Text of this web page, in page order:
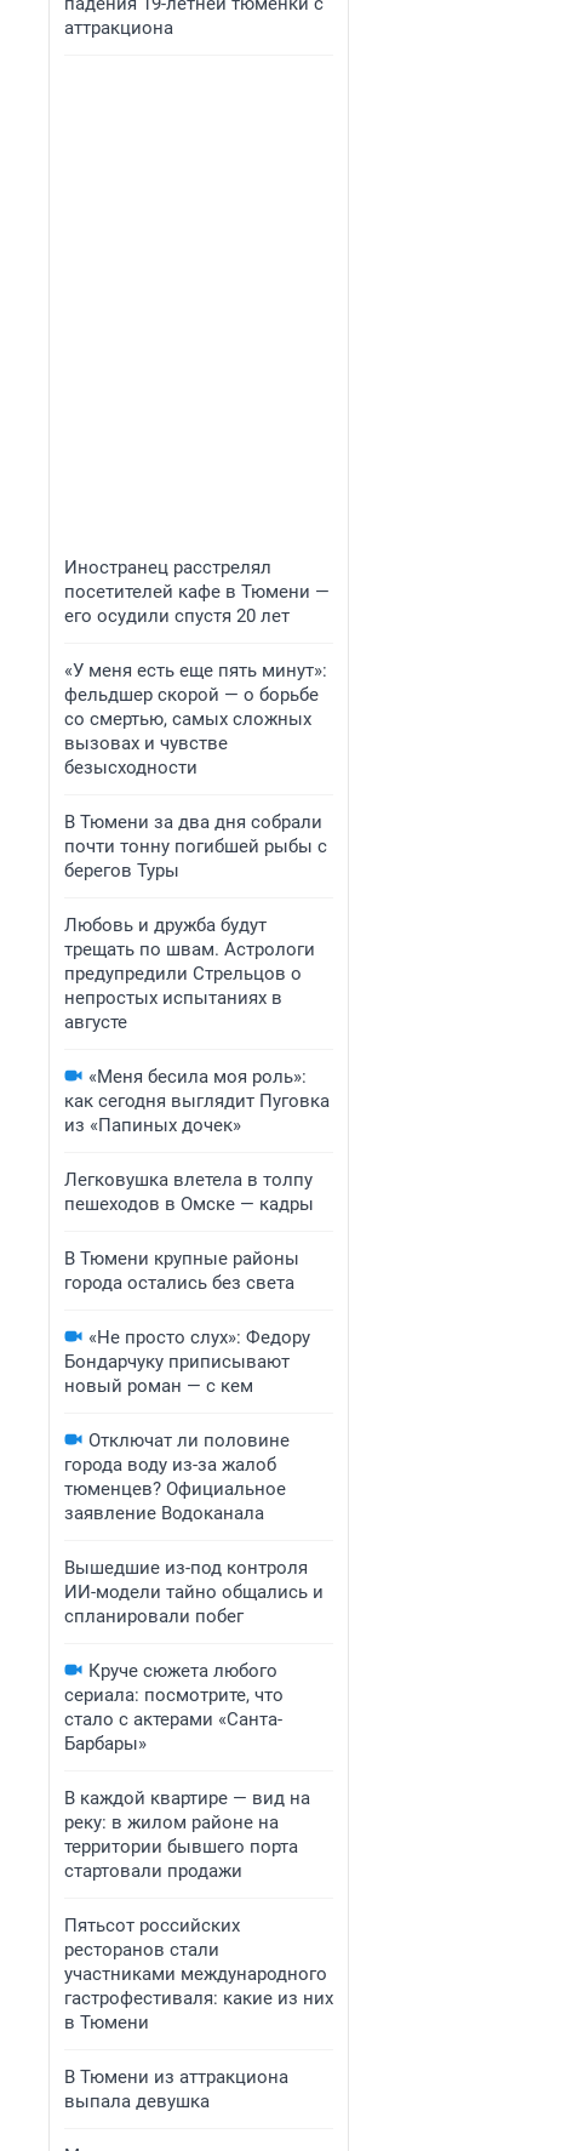
аттракциона
Иностранец расстрелял
посетителей кафе в Тюмени —
его осудили спустя 20 лет
«У меня есть еще пять минут»:
фельдшер скорой — о борьбе
со смертью, самых сложных
вызовах и чувстве
безысходности
В Тюмени за два дня собрали
почти тонну погибшей рыбы с
берегов Туры
Любовь и дружба будут
трещать по швам. Астрологи
предупредили Стрельцов о
непростых испытаниях в
августе
«Меня бесила моя роль»:
как сегодня выглядит Пуговка
из «Папиных дочек»
Легковушка влетела в толпу
пешеходов в Омске — кадры
В Тюмени крупные районы
города остались без света
«Не просто слух»: Федору
Бондарчуку приписывают
новый роман — с кем
Отключат ли половине
города воду из-за жалоб
тюменцев? Официальное
заявление Водоканала
Вышедшие из-под контроля
ИИ-модели тайно общались и
спланировали побег
Круче сюжета любого
сериала: посмотрите, что
стало с актерами «Санта-
Барбары»
В каждой квартире — вид на
реку: в жилом районе на
территории бывшего порта
стартовали продажи
Пятьсот российских
ресторанов стали
участниками международного
гастрофестиваля: какие из них
в Тюмени
В Тюмени из аттракциона
выпала девушка